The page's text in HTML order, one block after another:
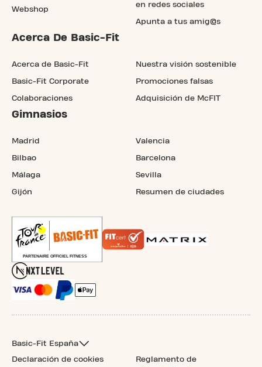
Webshop
en redes sociales
Apunta a tus amig@s
Acerca De Basic-Fit
Acerca de Basic-Fit
Basic-Fit Corporate
Colaboraciones
Nuestra visión sostenible
Promociones falsas
Adquisición de McFIT
Gimnasios
Madrid
Bilbao
Málaga
Gijón
Valencia
Barcelona
Sevilla
Resumen de ciudades
Basic-Fit España
Declaración de cookies
Reglamento de